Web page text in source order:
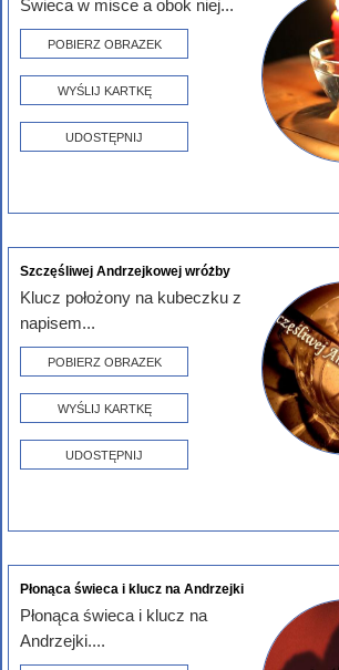
Świeca w misce a obok niej...
POBIERZ OBRAZEK
WYŚLIJ KARTKĘ
UDOSTĘPNIJ
Szczęśliwej Andrzejkowej wróżby
Klucz położony na kubeczku z
napisem...
POBIERZ OBRAZEK
WYŚLIJ KARTKĘ
UDOSTĘPNIJ
Płonąca świeca i klucz na Andrzejki
Płonąca świeca i klucz na
Andrzejki....